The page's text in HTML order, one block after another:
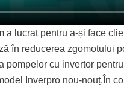
a lucrat pentru a-și face
în reducerea zgomotului
pompelor cu invertor
Inverpro nou-nouț.În